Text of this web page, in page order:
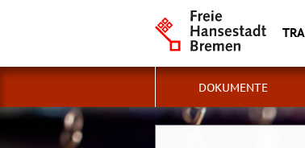
DOKUMENTE